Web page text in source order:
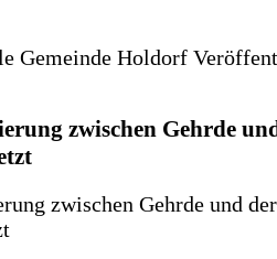
Gemeinde Holdorf
zwischen Gehrde